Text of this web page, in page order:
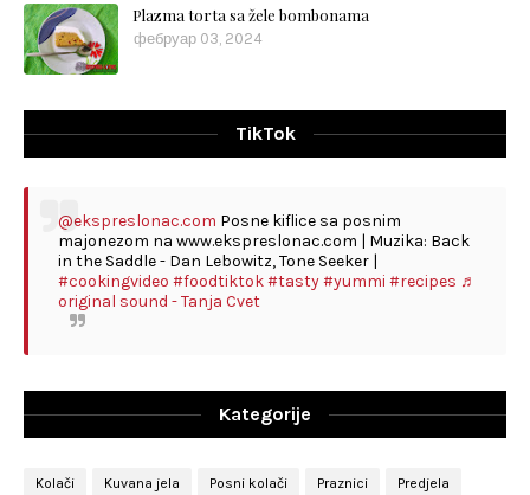
Plazma torta sa žele bombonama
фебруар 03, 2024
TikTok
@ekspreslonac.com Posne kiflice sa posnim
majonezom na www.ekspreslonac.com | Muzika: Back
in the Saddle - Dan Lebowitz, Tone Seeker |
#cookingvideo #foodtiktok#tasty#yummi #recipes ♬
original sound - Tanja Cvet
Kategorije
Kolači Kuvana jela Posni kolači Praznici Predjela